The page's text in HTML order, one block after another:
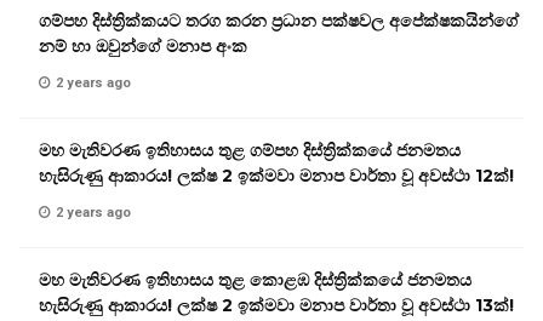
ගම්පහ දිස්ත්‍රික්කයට තරග කරන ප්‍රධාන පක්ෂවල අපේක්ෂකයින්ගේ
නම් හා ඔවුන්ගේ මනාප අංක
2 years ago
මහ මැතිවරණ ඉතිහාසය තුළ ගම්පහ දිස්ත්‍රික්කයේ ජනමතය
හැසිරුණු ආකාරය! ලක්ෂ 2 ඉක්මවා මනාප වාර්තා වූ අවස්ථා 12ක්!
2 years ago
මහ මැතිවරණ ඉතිහාසය තුළ කොළඹ දිස්ත්‍රික්කයේ ජනමතය
හැසිරුණු ආකාරය! ලක්ෂ 2 ඉක්මවා මනාප වාර්තා වූ අවස්ථා 13ක්!